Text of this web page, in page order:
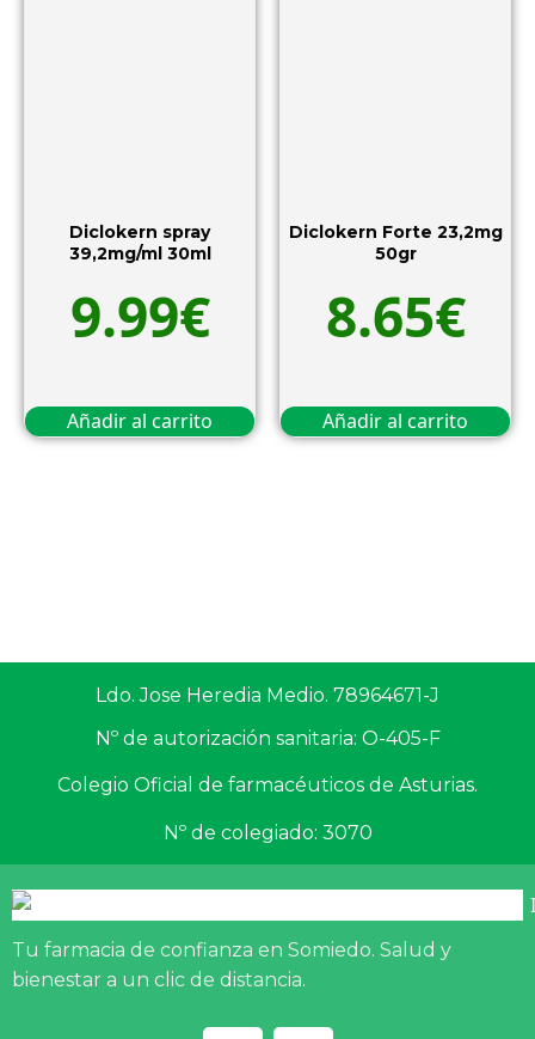
Diclokern spray
39,2mg/ml 30ml
9.99€
Añadir al carrito
Diclokern Forte 23,2mg
50gr
8.65€
Añadir al carrito
Ldo. Jose Heredia Medio. 78964671-J
Nº de autorización sanitaria: O-405-F
Colegio Oficial de farmacéuticos de Asturias.
Nº de colegiado: 3070
Tu farmacia de confianza en Somiedo. Salud y
bienestar a un clic de distancia.